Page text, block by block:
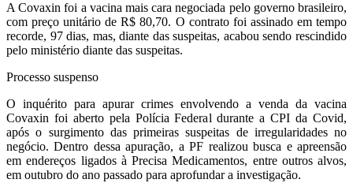
A Covaxin foi a vacina mais cara negociada pelo governo brasileiro,
com preço unitário de R$ 80,70. O contrato foi assinado em tempo
recorde, 97 dias, mas, diante das suspeitas, acabou sendo rescindido
pelo ministério diante das suspeitas.
Processo suspenso
O inquérito para apurar crimes envolvendo a venda da vacina
Covaxin foi aberto pela Polícia Federal durante a CPI da Covid,
após o surgimento das primeiras suspeitas de irregularidades no
negócio. Dentro dessa apuração, a PF realizou busca e apreensão
em endereços ligados à Precisa Medicamentos, entre outros alvos,
em outubro do ano passado para aprofundar a investigação.